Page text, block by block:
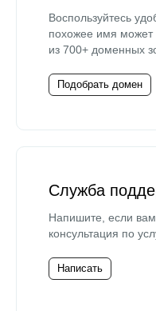
Воспользуйтесь
похожее имя может
из 700+ доменных
Подобрать домен
Служба
Напишите, если
консультация по
Написать